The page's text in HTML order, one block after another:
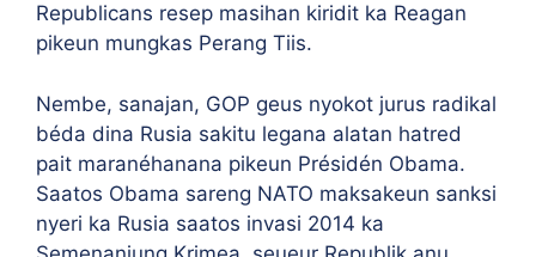
Republicans resep masihan kiridit ka Reagan
pikeun mungkas Perang Tiis.
Nembe, sanajan, GOP geus nyokot jurus radikal
béda dina Rusia sakitu legana alatan hatred
pait maranéhanana pikeun Présidén Obama.
Saatos Obama sareng NATO maksakeun sanksi
nyeri ka Rusia saatos invasi 2014 ka